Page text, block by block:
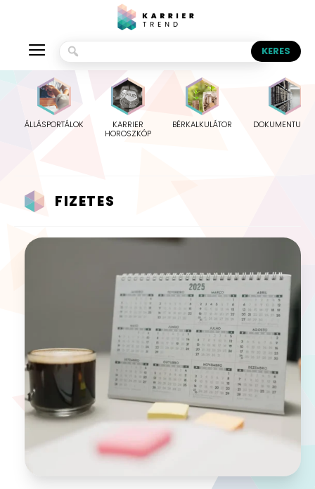
ÁLLÁSPORTÁLOK
KARRIER
HOROSZKÓP
BÉRKALKULÁTOR
FIZETES